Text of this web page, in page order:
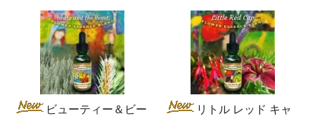
ビューティー＆ビー
リトル レッド キャ